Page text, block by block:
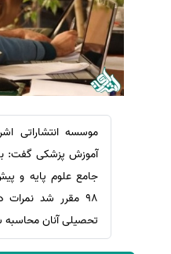
ترجمه عربی به فارسی
مشاهده همه زبان ها
سفارش ویرایش
سفارش پارافریز
سفارش فرمت‌بندی
سفارش کاهش کمیت
سفارش معرفی مجله
سفارش معرفی مقاله
سفارش معرفی کتاب
سفارش چکیده مبسوط
سفارش ترجمه مولتی‌مدیا
سفارش گویندگی
موسسه انتشاراتی
آموزش پزشکی گفت:
جامع علوم پایه و
98 مقرر شد
تحصیلی آنان